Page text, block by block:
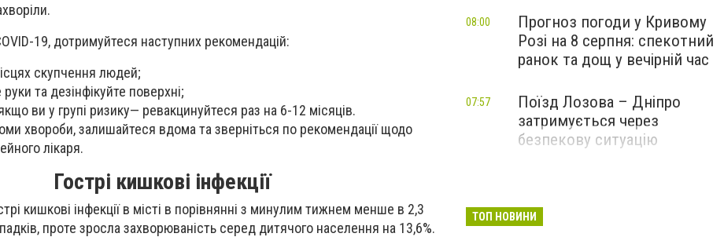
19, дотримуйтеся наступних рекомендацій:
скупчення людей;
та дезінфікуйте поверхні;
ви у групі ризику— ревакцинуйтеся раз на 6-12 місяців.
хвороби, залишайтеся вдома та зверніться по рекомендації щодо
лікаря.
Гострі кишкові інфекції
кишкові інфекції в місті в порівнянні з минулим тижнем менше в 2,3
проте зросла захворюваність серед дитячого населення на 13,6%.
Прогноз погоди у Кривому
Розі на 8 серпня: спекотний
ранок та дощ у вечірній час
08:00
Поїзд Лозова – Дніпро
затримується через
безпекову ситуацію
07:57
ТОП НОВИНИ